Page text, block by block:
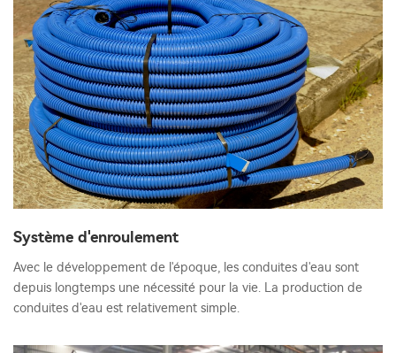
Système d'enroulement
Avec le développement de l'époque, les conduites d'eau sont
depuis longtemps une nécessité pour la vie. La production de
conduites d'eau est relativement simple.